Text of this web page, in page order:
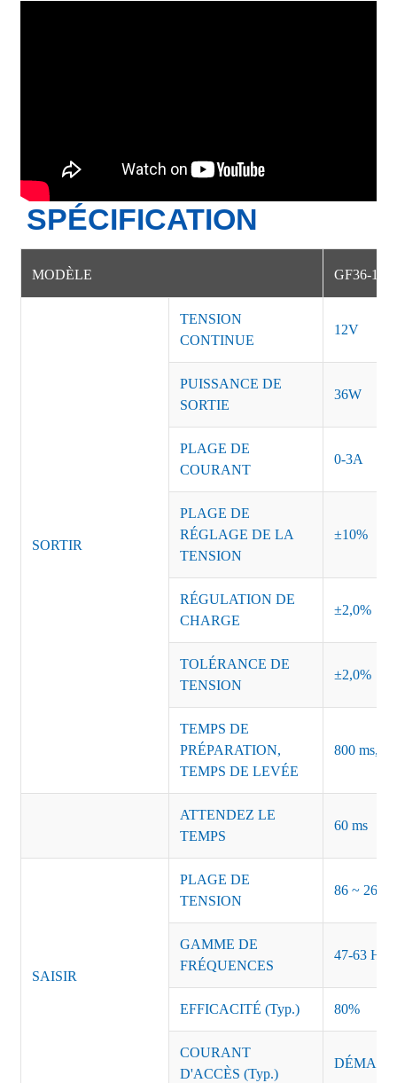
SPÉCIFICATION
MODÈLE GF36-1H-
SORTIR
TENSION
CONTINUE
12V
PUISSANCE DE
SORTIE
36W
PLAGE DE
COURANT
0-3A
PLAGE DE
RÉGLAGE DE LA
TENSION
±10%
RÉGULATION DE
CHARGE
±2,0%
TOLÉRANCE DE
TENSION
±2,0%
TEMPS DE
PRÉPARATION,
TEMPS DE LEVÉE
800 ms,
ATTENDEZ LE
TEMPS
60 ms
SAISIR
PLAGE DE
TENSION
86 ~ 264
GAMME DE
FRÉQUENCES
47-63 Hz
EFFICACITÉ (Typ.) 80%
COURANT
D'ACCÈS (Typ.)